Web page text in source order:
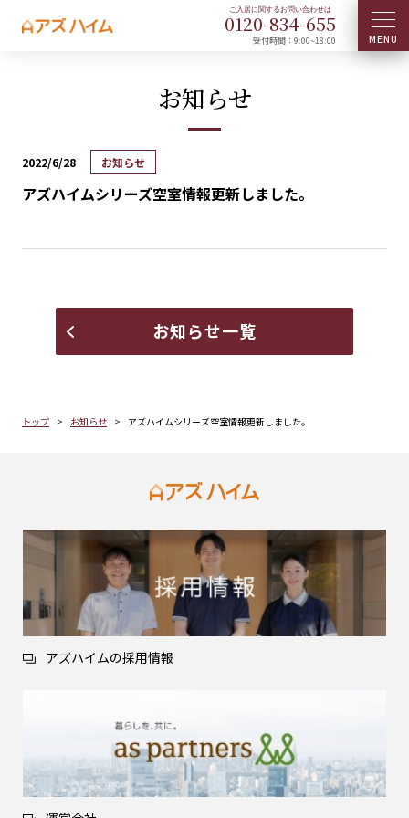
0120-834-655
受付時間：9:00~18:00
トップ お知らせ アズハイムシリーズ空室情報更新しました。
お知らせ
2022/6/28 お知らせ
アズハイムシリーズ空室情報更新しました。
お知らせ一覧
アズハイムの採用情報